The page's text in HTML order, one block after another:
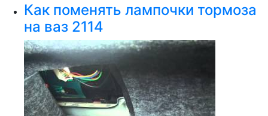
Как поменять лампочки тормоза
на ваз 2114